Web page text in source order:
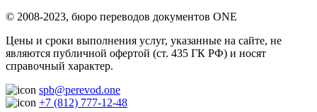
© 2008-2023, бюро переводов документов ONE
Цены и сроки выполнения услуг, указанные на сайте, не
являются публичной офертой (ст. 435 ГК РФ) и носят
справочный характер.
spb@perevod.one
+7 (812) 777-12-48